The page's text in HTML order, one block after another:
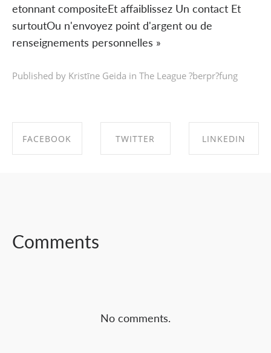
etonnant compositeEt affaiblissez Un contact Et
surtoutOu n'envoyez point d'argent ou de
renseignements personnelles »
Published by Kristīne Geida in The League ?berpr?fung
FACEBOOK TWITTER LINKEDIN
Comments
No comments.